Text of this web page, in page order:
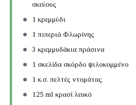
σκεύους
1 κρεμμύδι
1 πιπεριά Φλωρίνης
3 κρεμμυδάκια πράσινα
1 σκελίδα σκόρδο ψιλοκομμένο
1 κ.σ. πελτές ντομάτας
125 ml κρασί λευκό